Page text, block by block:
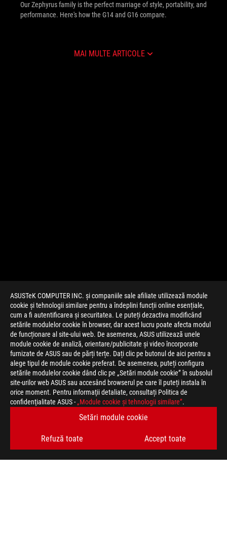
ASUSTeK COMPUTER INC. și companiile sale afiliate utilizează module
cookie și tehnologii similare pentru a îndeplini funcții online esențiale,
cum a fi autentificarea și securitatea. Le puteți dezactiva modificând
setările modulelor cookie în browser, dar acest lucru poate afecta modul
de funcționare al site-ului web. De asemenea, ASUS utilizează unele
module cookie de analiză, orientare/publicitate și video încorporate
furnizate de ASUS sau de părți terțe. Dați clic pe butonul de aici pentru a
alege tipul de module cookie preferat. De asemenea, puteți configura
setările modulelor cookie dând clic pe „Setări module cookie” în subsolul
site-urilor web ASUS sau accesând browserul pe care îl puteți instala în
orice moment. Pentru informaţii detaliate, consultați Politica de
confidenţialitate ASUS -„Module cookie şi tehnologii similare”.
Setări module cookie
Refuză toate Accept toate
Our Zephyrus family is the perfect marriage of style, portability, and
performance. Here's how the G14 and G16 compare.
MAI MULTE ARTICOLE
> JOCURI GAMING LAPTOPS
TIPURI DE PLATĂ ACCEPTATE
OBȚINEȚI CELE MAI RECENTE OFERTE ȘI MULTE ALTELE
ABONARE